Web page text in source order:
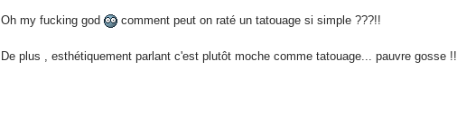
Oh my fucking god comment peut on raté un tatouage si simple ???!!
De plus , esthétiquement parlant c'est plutôt moche comme tatouage... pauvre gosse !!